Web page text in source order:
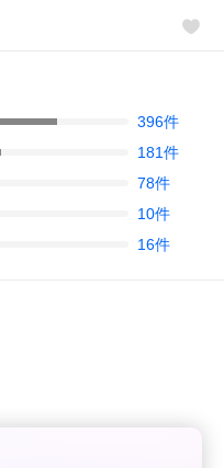
396件
181件
78件
10件
16件